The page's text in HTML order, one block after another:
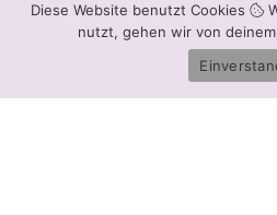
Diese Website benutzt Cookies
nutzt, gehen wir von